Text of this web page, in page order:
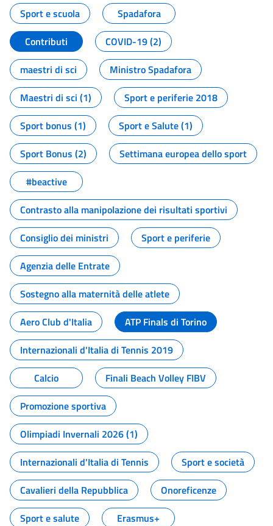
Sport e scuola
Spadafora
Contributi
COVID-19 (2)
maestri di sci
Ministro Spadafora
Maestri di sci (1)
Sport e periferie 2018
Sport bonus (1)
Sport e Salute (1)
Sport Bonus (2)
Settimana europea dello sport
#beactive
Contrasto alla manipolazione dei risultati sportivi
Consiglio dei ministri
Sport e periferie
Agenzia delle Entrate
Sostegno alla maternità delle atlete
Aero Club d'Italia
ATP Finals di Torino
Internazionali d'Italia di Tennis 2019
Calcio
Finali Beach Volley FIBV
Promozione sportiva
Olimpiadi Invernali 2026 (1)
Internazionali d'Italia di Tennis
Sport e società
Cavalieri della Repubblica
Onoreficenze
Sport e salute
Erasmus+